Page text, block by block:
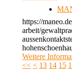
https://
arbeit/
Weitere
<< < 13 14 15